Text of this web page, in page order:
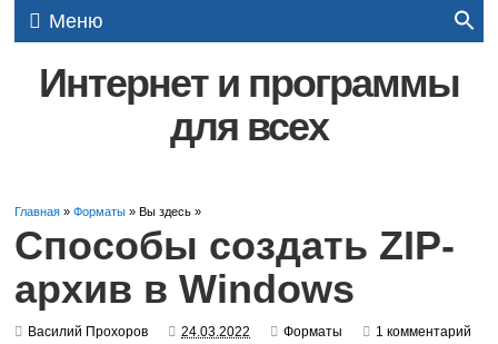
Меню
Интернет и программы
для всех
Главная »Форматы » Вы здесь »
Способы создать ZIP-
архив в Windows
Василий Прохоров 24.03.2022 Форматы 1 комментарий